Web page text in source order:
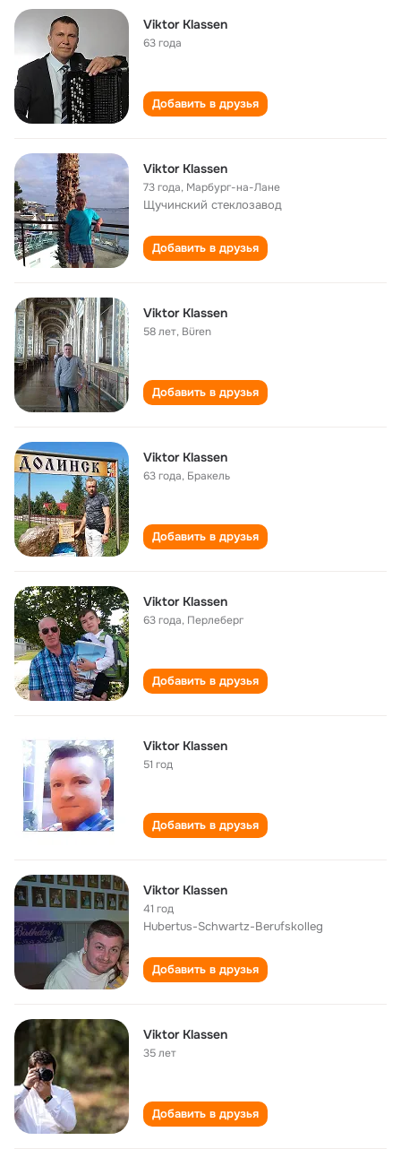
Viktor Klassen
63 года
Добавить в друзья
Viktor Klassen
73 года, Марбург-на-Лане
Щучинский стеклозавод
Добавить в друзья
Viktor Klassen
58 лет, Büren
Добавить в друзья
Viktor Klassen
63 года, Бракель
Добавить в друзья
Viktor Klassen
63 года, Перлеберг
Добавить в друзья
Viktor Klassen
51 год
Добавить в друзья
Viktor Klassen
41 год
Hubertus-Schwartz-Berufskolleg
Добавить в друзья
Viktor Klassen
35 лет
Добавить в друзья